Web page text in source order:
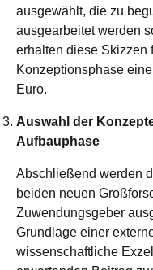
ausgewählt, die zu
ausgearbeitet werden
erhalten diese Skizzen
Konzeptionsphase
Euro.
Auswahl der
Aufbauphase
Abschließend werden
beiden neuen
Zuwendungsgeber
Grundlage einer
wissenschaftliche